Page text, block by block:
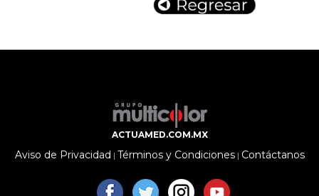
ACTUAMED.COM.MX
Aviso de Privacidad | Términos y Condiciones | Contáctanos